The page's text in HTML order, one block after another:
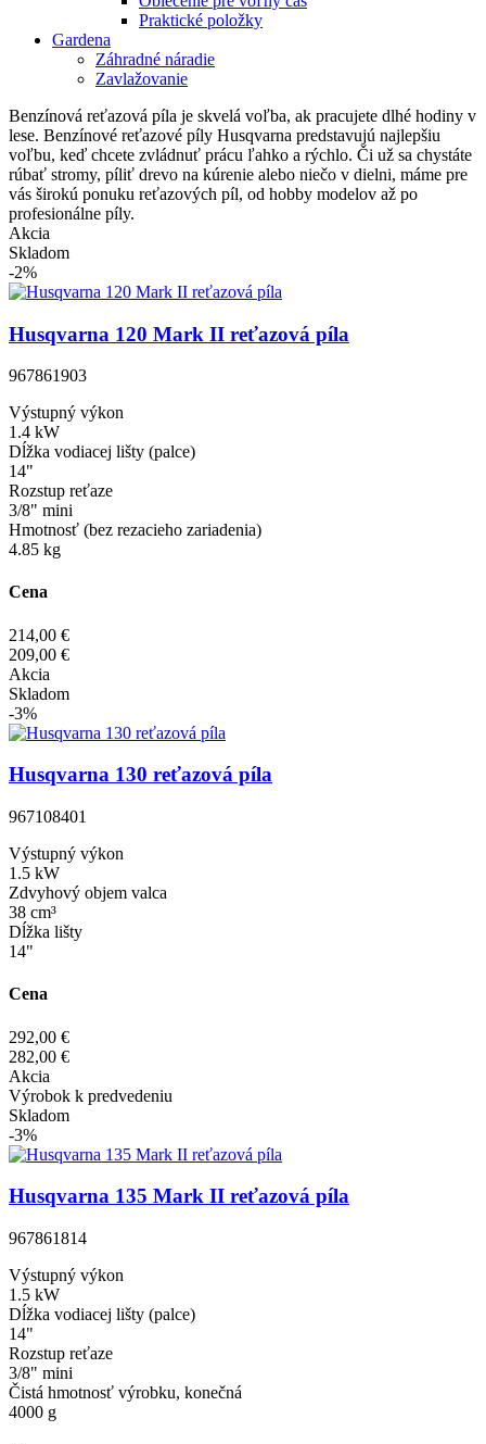
Praktické položky
Gardena
Záhradné náradie
Zavlažovanie
Benzínová reťazová píla je skvelá voľba, ak pracujete dlhé hodiny v
lese. Benzínové reťazové píly Husqvarna predstavujú najlepšiu
voľbu, keď chcete zvládnuť prácu ľahko a rýchlo. Či už sa chystáte
rúbať stromy, píliť drevo na kúrenie alebo niečo v dielni, máme pre
vás širokú ponuku reťazových píl, od hobby modelov až po
profesionálne píly.
Akcia
Skladom
-2%
Husqvarna 120 Mark II reťazová píla
967861903
Výstupný výkon
1.4 kW
Dĺžka vodiacej lišty (palce)
14"
Rozstup reťaze
3/8" mini
Hmotnosť (bez rezacieho zariadenia)
4.85 kg
Cena
214,00 €
209,00 €
Akcia
Skladom
-3%
Husqvarna 130 reťazová píla
967108401
Výstupný výkon
1.5 kW
Zdvyhový objem valca
38 cm³
Dĺžka lišty
14"
Cena
292,00 €
282,00 €
Akcia
Výrobok k predvedeniu
Skladom
-3%
Husqvarna 135 Mark II reťazová píla
967861814
Výstupný výkon
1.5 kW
Dĺžka vodiacej lišty (palce)
14"
Rozstup reťaze
3/8" mini
Čistá hmotnosť výrobku, konečná
4000 g